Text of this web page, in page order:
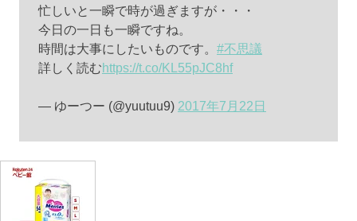
忙しいと一瞬で時が過ぎますが・・・
今日の一日も一瞬ですね。
時間は大事にしたいものです。 #不思議
詳しく読むhttps://t.co/KL55pJC8hf
— ゆーつー (@yuutuu9) 2017年7月22日